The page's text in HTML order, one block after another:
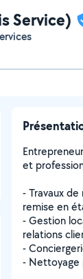
Service)
et
- Travaux
remise en
- Gestion
relations
-
- Nettoyage